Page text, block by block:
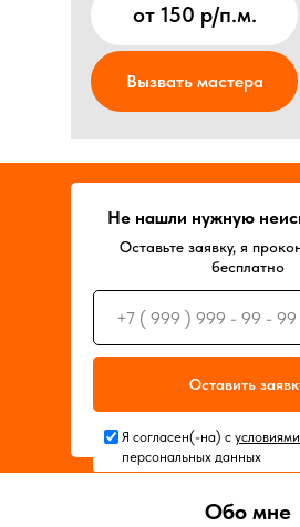
от 150 р/п.м.
Вызвать мастера
Оставить
Я согласен(-на) с условиями
персональных данных
Оставьте заявку, я
бесплатно
Не нашли нужную
Обо мне